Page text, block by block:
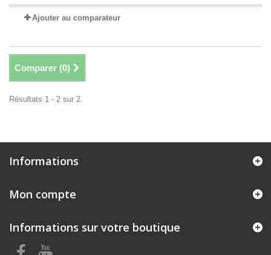
Ajouter au comparateur
Comparer (0)
Résultats 1 - 2 sur 2.
Informations
Mon compte
Informations sur votre boutique